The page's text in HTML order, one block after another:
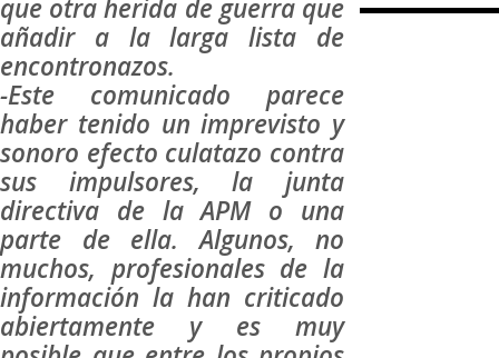
que otra herida de guerra que
añadir a la larga lista de
encontronazos.
-Este comunicado parece
haber tenido un imprevisto y
sonoro efecto culatazo contra
sus impulsores, la junta
directiva de la APM o una
parte de ella. Algunos, no
muchos, profesionales de la
información la han criticado
abiertamente y es muy